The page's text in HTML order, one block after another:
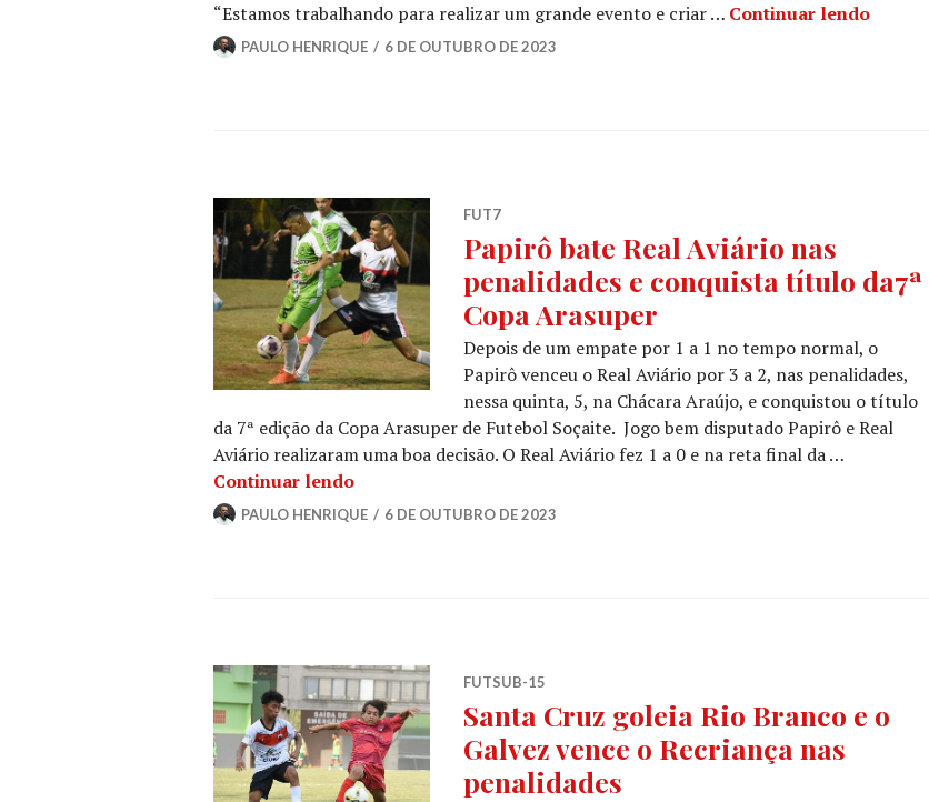
“Estamos trabalhando para realizar um grande evento e criar … Continuar lendo
PAULO HENRIQUE 6 DE OUTUBRO DE 2023
FUT7
Papirô bate Real Aviário nas
penalidades e conquista título da7ª
Copa Arasuper
Depois de um empate por 1 a 1 no tempo normal, o
Papirô venceu o Real Aviário por 3 a 2, nas penalidades,
nessa quinta, 5, na Chácara Araújo, e conquistou o título
da 7ª edição da Copa Arasuper de Futebol Soçaite. Jogo bem disputado Papirô e Real
Aviário realizaram uma boa decisão. O Real Aviário fez 1 a 0 e na reta final da …
Continuar lendo
PAULO HENRIQUE 6 DE OUTUBRO DE 2023
FUTSUB-15
Santa Cruz goleia Rio Branco e o
Galvez vence o Recriança nas
penalidades